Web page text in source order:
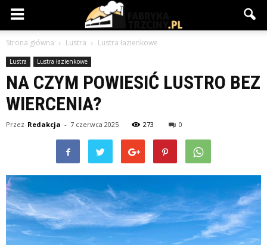
Strona główna Lustra Lustra łazienkowe
Lustra Lustra łazienkowe
NA CZYM POWIESIĆ LUSTRO BEZ
WIERCENIA?
Przez Redakcja - 7 czerwca 2025 273 0